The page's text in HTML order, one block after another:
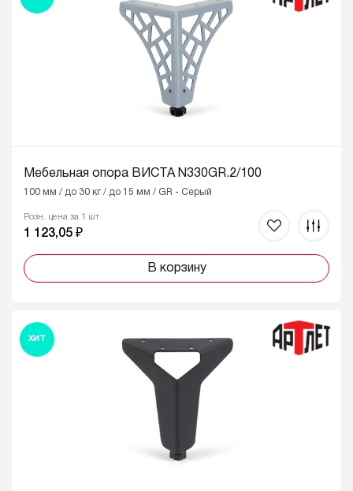
Мебельная опора ВИСТА N330GR.2/100
100 мм / до 30 кг / до 15 мм / GR - Серый
Розн. цена за 1 шт
1 123,05 ₽
В корзину
ХИТ